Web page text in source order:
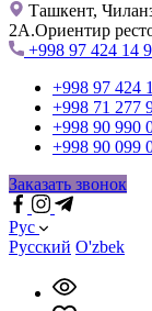
Ташкент,
2А.Ориентир
+998 97 424 14
+998 97 424
+998 71 277
+998 90 990
+998 90 099
Заказать звонок
Рус
Русский O'zbek